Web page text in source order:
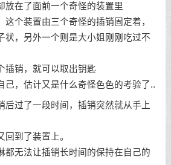
放在了面前一个奇怪的装置里
这个装置由三个奇怪的插销固定着，
状，另外一个则是大小姐刚刚吃过不
插销，就可以取出钥匙
己，估计又是什么奇怪色色的考验了..
后过了一段时间，插销突然就从手上
到了装置上。
都无法让插销长时间的保持在自己的